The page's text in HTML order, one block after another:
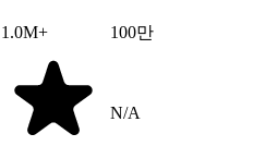
1.0M+ 100만
N/A